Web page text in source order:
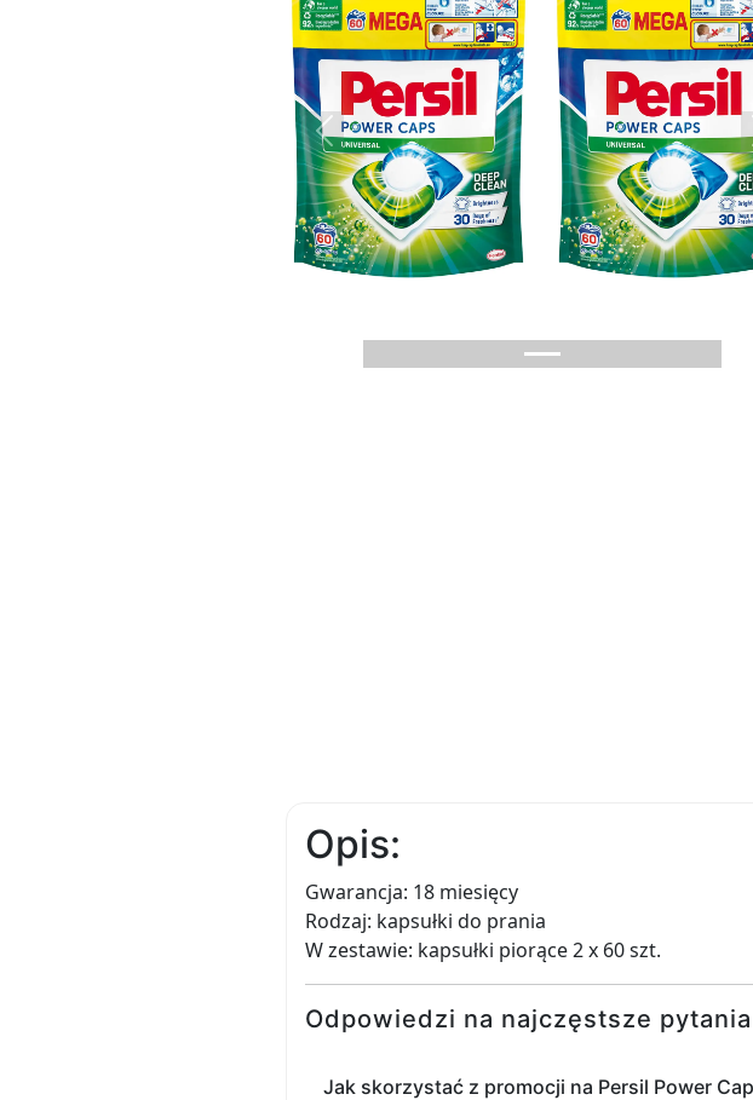
Previous
Opis:
Gwarancja: 18 miesięcy
Rodzaj: kapsułki do prania
W zestawie: kapsułki piorące 2 x 60 szt.
Odpowiedzi na najczęstsze pytania
Jak skorzystać z promocji na Persil Power